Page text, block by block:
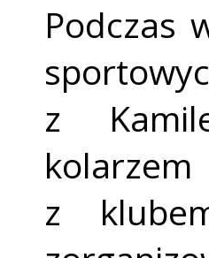
Podczas
z
z